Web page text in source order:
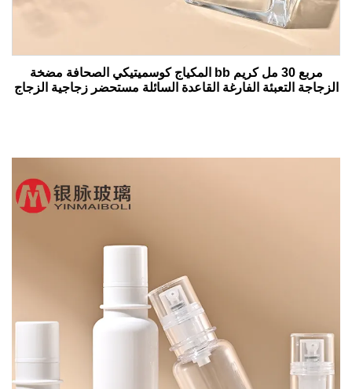
مربع 30 مل كريم bb المكياج كوسميتيكي الصحافة مضخة
الزجاجة التعبئة الفارغة القاعدة السائلة مستحضر زجاجية الزجاج